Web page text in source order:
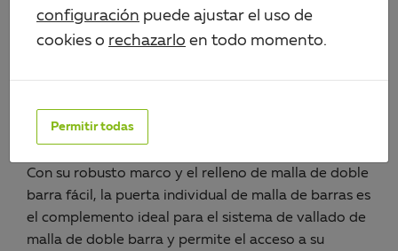
configuración puede ajustar el uso de
cookies o rechazarlo en todo momento.
Permitir todas
PÓRTICO INDIVIDUAL FLEXO,
FÁCIL
Con su robusto marco y el relleno de malla de doble
barra fácil, la puerta individual de malla de barras es
el complemento ideal para el sistema de vallado de
malla de doble barra y permite el acceso a su